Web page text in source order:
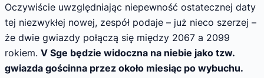
Oczywiście uwzględniając niepewność ostatecznej daty
tej niezwykłej nowej, zespół podaje – już nieco szerzej –
że dwie gwiazdy połączą się między 2067 a 2099
rokiem. V Sge będzie widoczna na niebie jako tzw.
gwiazda gościnna przez około miesiąc po wybuchu.